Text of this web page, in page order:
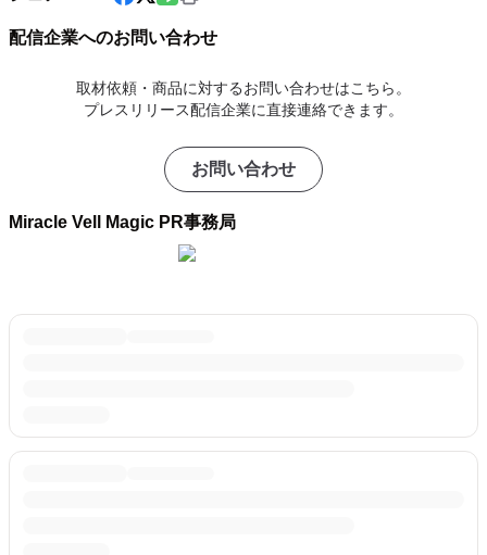
配信企業へのお問い合わせ
取材依頼・商品に対するお問い合わせはこちら。
プレスリリース配信企業に直接連絡できます。
お問い合わせ
Miracle Vell Magic PR事務局